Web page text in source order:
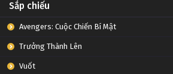
Sắp chiếu
Avengers: Cuộc Chiến Bí Mật
Trưởng Thành Lên
Vuốt